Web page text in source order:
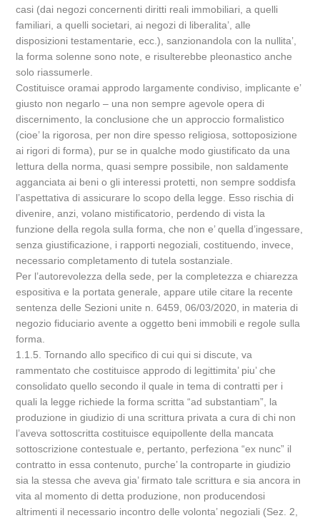
casi (dai negozi concernenti diritti reali immobiliari, a quelli
familiari, a quelli societari, ai negozi di liberalita’, alle
disposizioni testamentarie, ecc.), sanzionandola con la nullita’,
la forma solenne sono note, e risulterebbe pleonastico anche
solo riassumerle.
Costituisce oramai approdo largamente condiviso, implicante e’
giusto non negarlo – una non sempre agevole opera di
discernimento, la conclusione che un approccio formalistico
(cioe’ la rigorosa, per non dire spesso religiosa, sottoposizione
ai rigori di forma), pur se in qualche modo giustificato da una
lettura della norma, quasi sempre possibile, non saldamente
agganciata ai beni o gli interessi protetti, non sempre soddisfa
l’aspettativa di assicurare lo scopo della legge. Esso rischia di
divenire, anzi, volano mistificatorio, perdendo di vista la
funzione della regola sulla forma, che non e’ quella d’ingessare,
senza giustificazione, i rapporti negoziali, costituendo, invece,
necessario completamento di tutela sostanziale.
Per l’autorevolezza della sede, per la completezza e chiarezza
espositiva e la portata generale, appare utile citare la recente
sentenza delle Sezioni unite n. 6459, 06/03/2020, in materia di
negozio fiduciario avente a oggetto beni immobili e regole sulla
forma.
1.1.5. Tornando allo specifico di cui qui si discute, va
rammentato che costituisce approdo di legittimita’ piu’ che
consolidato quello secondo il quale in tema di contratti per i
quali la legge richiede la forma scritta “ad substantiam”, la
produzione in giudizio di una scrittura privata a cura di chi non
l’aveva sottoscritta costituisce equipollente della mancata
sottoscrizione contestuale e, pertanto, perfeziona “ex nunc” il
contratto in essa contenuto, purche’ la controparte in giudizio
sia la stessa che aveva gia’ firmato tale scrittura e sia ancora in
vita al momento di detta produzione, non producendosi
altrimenti il necessario incontro delle volonta’ negoziali (Sez. 2,